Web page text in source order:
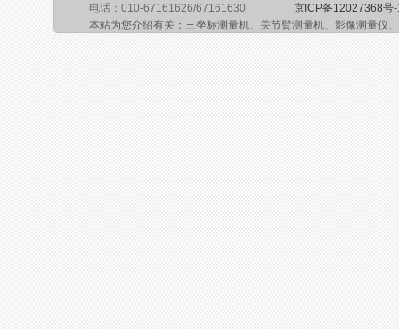
电话：010-67161626/67161630 京ICP备12027368号
本站为您介绍有关：三坐标测量机、关节臂测量机、影像测量仪